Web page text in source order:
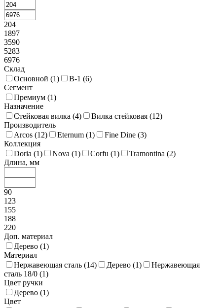
204
1897
3590
5283
6976
Склад
Основной (1) В-1 (6)
Сегмент
Премиум (1)
Назначение
Стейковая вилка (4) Вилка стейковая (12)
Производитель
Arcos (12) Eternum (1) Fine Dine (3)
Коллекция
Doria (1) Nova (1) Corfu (1) Tramontina (2)
Длина, мм
90
123
155
188
220
Доп. материал
Дерево (1)
Материал
Нержавеющая сталь (14) Дерево (1)
Нержавеющая
сталь 18/0 (1)
Цвет ручки
Дерево (1)
Цвет